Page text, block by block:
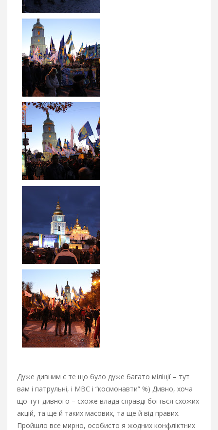
Дуже дивним є те що було дуже багато міліції – тут
вам і патрульні, і МВС і “космонавти” %) Дивно, хоча
що тут дивного – схоже влада справді боїться схожих
акцій, та ще й таких масових, та ще й від правих.
Пройшло все мирно, особисто я жодних конфліктних